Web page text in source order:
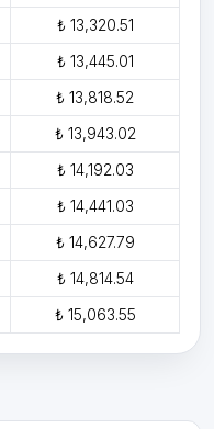
₺ 13,320.51
₺ 13,445.01
₺ 13,818.52
₺ 13,943.02
₺ 14,192.03
₺ 14,441.03
₺ 14,627.79
₺ 14,814.54
₺ 15,063.55